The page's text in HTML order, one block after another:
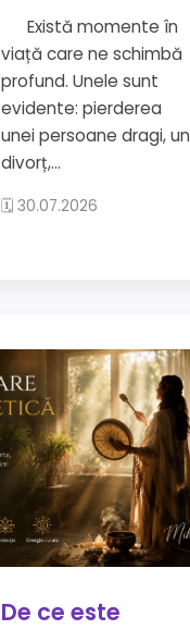
Există momente în
viață care ne schimbă
profund. Unele sunt
evidente: pierderea
unei persoane dragi, un
divorț,...
🗓 30.07.2026
De ce este